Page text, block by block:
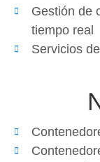
Gestión de
tiempo real
Servicios